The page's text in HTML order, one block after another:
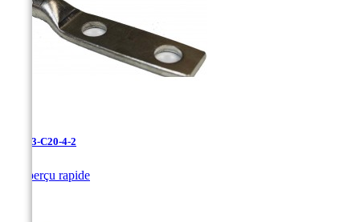
LAN-3-C20-4-2
Aperçu rapide